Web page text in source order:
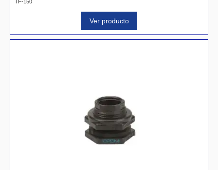
TF-150
Ver producto